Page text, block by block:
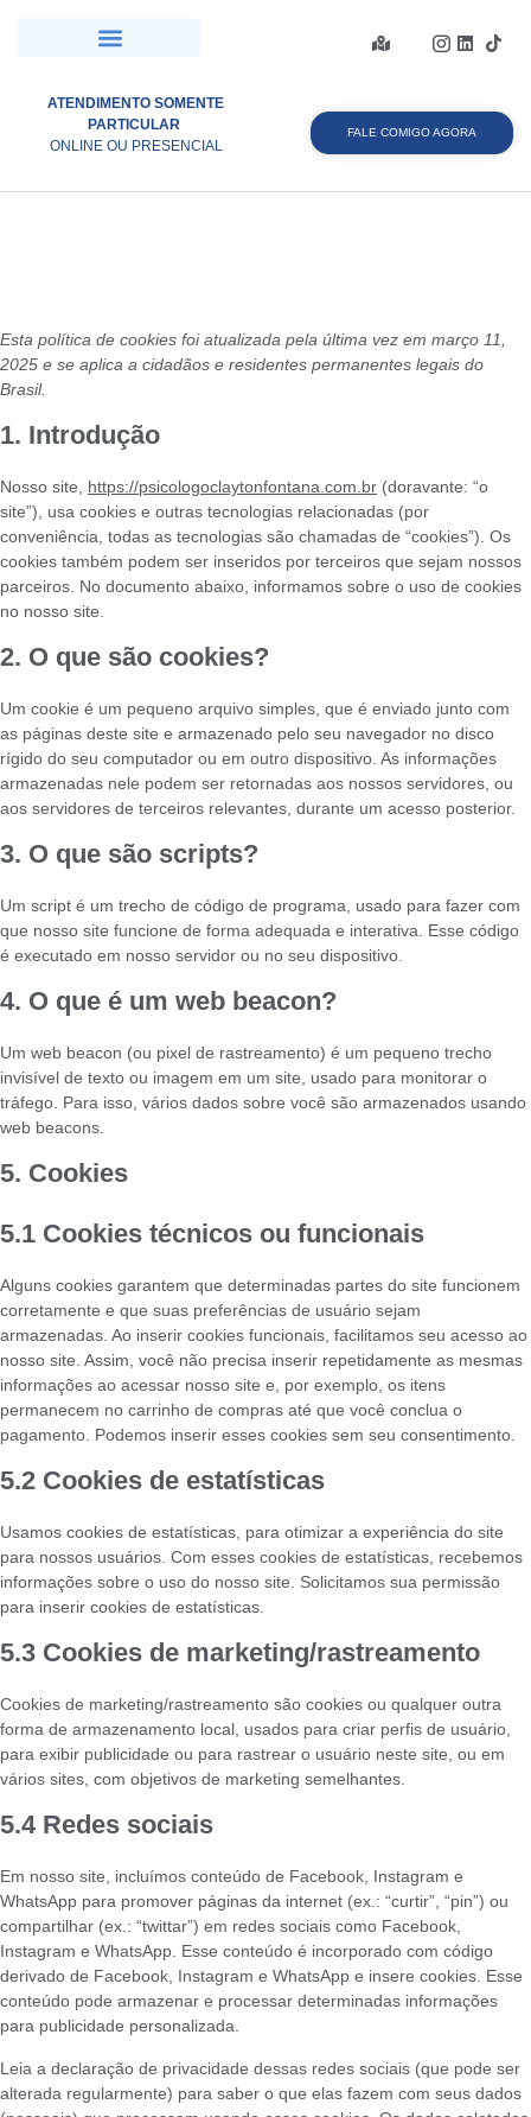
ATENDIMENTO SOMENTE
PARTICULAR
ONLINE OU PRESENCIAL
FALE COMIGO AGORA
Esta política de cookies foi atualizada pela última vez em março 11,
2025 e se aplica a cidadãos e residentes permanentes legais do
Brasil.
1. Introdução
Nosso site, https://psicologoclaytonfontana.com.br (doravante: “o
site”), usa cookies e outras tecnologias relacionadas (por
conveniência, todas as tecnologias são chamadas de “cookies”). Os
cookies também podem ser inseridos por terceiros que sejam nossos
parceiros. No documento abaixo, informamos sobre o uso de cookies
no nosso site.
2. O que são cookies?
Um cookie é um pequeno arquivo simples, que é enviado junto com
as páginas deste site e armazenado pelo seu navegador no disco
rígido do seu computador ou em outro dispositivo. As informações
armazenadas nele podem ser retornadas aos nossos servidores, ou
aos servidores de terceiros relevantes, durante um acesso posterior.
3. O que são scripts?
Um script é um trecho de código de programa, usado para fazer com
que nosso site funcione de forma adequada e interativa. Esse código
é executado em nosso servidor ou no seu dispositivo.
4. O que é um web beacon?
Um web beacon (ou pixel de rastreamento) é um pequeno trecho
invisível de texto ou imagem em um site, usado para monitorar o
tráfego. Para isso, vários dados sobre você são armazenados usando
web beacons.
5. Cookies
5.1 Cookies técnicos ou funcionais
Alguns cookies garantem que determinadas partes do site funcionem
corretamente e que suas preferências de usuário sejam
armazenadas. Ao inserir cookies funcionais, facilitamos seu acesso ao
nosso site. Assim, você não precisa inserir repetidamente as mesmas
informações ao acessar nosso site e, por exemplo, os itens
permanecem no carrinho de compras até que você conclua o
pagamento. Podemos inserir esses cookies sem seu consentimento.
5.2 Cookies de estatísticas
Usamos cookies de estatísticas, para otimizar a experiência do site
para nossos usuários. Com esses cookies de estatísticas, recebemos
informações sobre o uso do nosso site. Solicitamos sua permissão
para inserir cookies de estatísticas.
5.3 Cookies de marketing/rastreamento
Cookies de marketing/rastreamento são cookies ou qualquer outra
forma de armazenamento local, usados para criar perfis de usuário,
para exibir publicidade ou para rastrear o usuário neste site, ou em
vários sites, com objetivos de marketing semelhantes.
5.4 Redes sociais
Em nosso site, incluímos conteúdo de Facebook, Instagram e
WhatsApp para promover páginas da internet (ex.: “curtir”, “pin”) ou
compartilhar (ex.: “twittar”) em redes sociais como Facebook,
Instagram e WhatsApp. Esse conteúdo é incorporado com código
derivado de Facebook, Instagram e WhatsApp e insere cookies. Esse
conteúdo pode armazenar e processar determinadas informações
para publicidade personalizada.
Leia a declaração de privacidade dessas redes sociais (que pode ser
alterada regularmente) para saber o que elas fazem com seus dados